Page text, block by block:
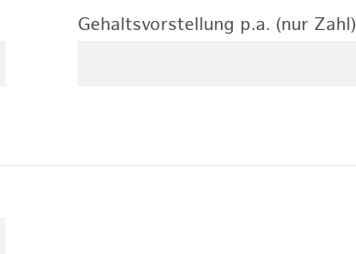
Gehaltsvorstellung p.a. (nur Zahl)